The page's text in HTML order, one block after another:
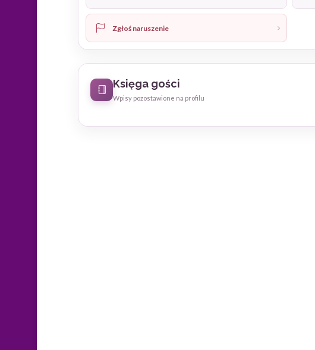
Zgłoś naruszenie
Księga gości
Wpisy pozostawione na profilu